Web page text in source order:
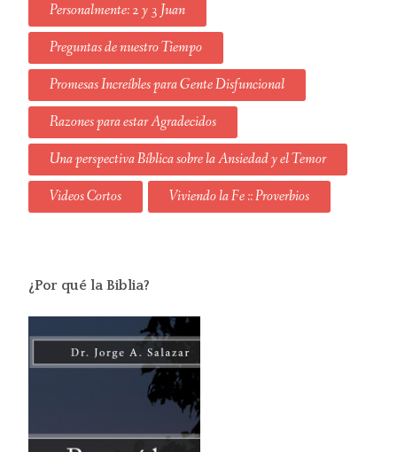
Personalmente: 2 y 3 Juan
Preguntas de nuestro Tiempo
Promesas Increíbles para Gente Disfuncional
Razones para estar Agradecidos
Una perspectiva Bíblica sobre la Ansiedad y el Temor
Videos Cortos
Viviendo la Fe :: Proverbios
¿Por qué la Biblia?